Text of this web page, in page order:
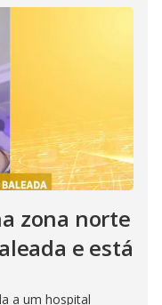
zona norte
e está
a um hospital